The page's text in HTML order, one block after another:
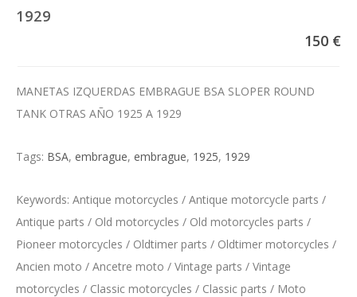
1929
150 €
MANETAS IZQUERDAS EMBRAGUE BSA SLOPER ROUND
TANK OTRAS AÑO 1925 A 1929
Tags: BSA, embrague, embrague, 1925, 1929
Keywords: Antique motorcycles / Antique motorcycle parts /
Antique parts / Old motorcycles / Old motorcycles parts /
Pioneer motorcycles / Oldtimer parts / Oldtimer motorcycles /
Ancien moto / Ancetre moto / Vintage parts / Vintage
motorcycles / Classic motorcycles / Classic parts / Moto